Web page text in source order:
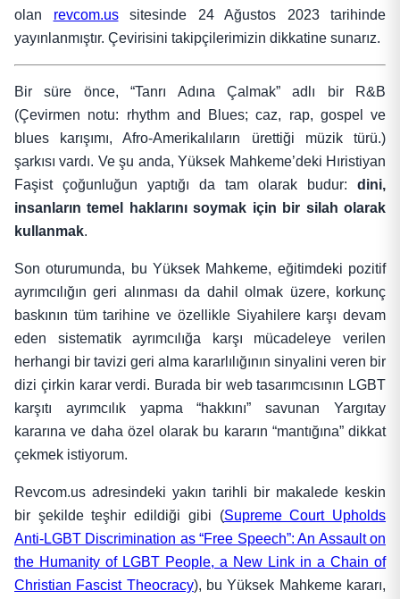
olan revcom.ussitesinde 24 Ağustos 2023 tarihinde
yayınlanmıştır. Çevirisini takipçilerimizin dikkatine sunarız.
Bir süre önce, “Tanrı Adına Çalmak” adlı bir R&B
(Çevirmen notu: rhythm and Blues; caz, rap, gospel ve
blues karışımı, Afro-Amerikalıların ürettiği müzik türü.)
şarkısı vardı. Ve şu anda, Yüksek Mahkeme’deki Hıristiyan
Faşist çoğunluğun yaptığı da tam olarak budur: dini,
insanların temel haklarını soymak için bir silah olarak
kullanmak.
Son oturumunda, bu Yüksek Mahkeme, eğitimdeki pozitif
ayrımcılığın geri alınması da dahil olmak üzere, korkunç
baskının tüm tarihine ve özellikle Siyahilere karşı devam
eden sistematik ayrımcılığa karşı mücadeleye verilen
herhangi bir tavizi geri alma kararlılığının sinyalini veren bir
dizi çirkin karar verdi. Burada bir web tasarımcısının LGBT
karşıtı ayrımcılık yapma “hakkını” savunan Yargıtay
kararına ve daha özel olarak bu kararın “mantığına” dikkat
çekmek istiyorum.
Revcom.us adresindeki yakın tarihli bir makalede keskin
bir şekilde teşhir edildiği gibi (Supreme Court Upholds
Anti-LGBT Discrimination as “Free Speech”: An Assault on
the Humanity of LGBT People, a New Link in a Chain of
Christian Fascist Theocracy), bu Yüksek Mahkeme kararı,